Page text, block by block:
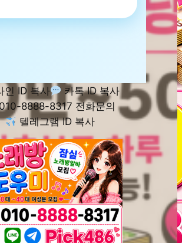
인 ID 복사
카톡 ID 복사
8888-8317 전화문의
텔레그램 ID 복사